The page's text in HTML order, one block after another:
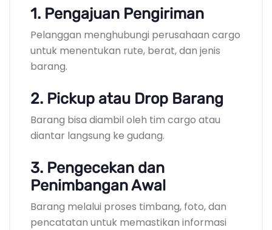
1. Pengajuan Pengiriman
Pelanggan menghubungi perusahaan cargo
untuk menentukan rute, berat, dan jenis
barang.
2. Pickup atau Drop Barang
Barang bisa diambil oleh tim cargo atau
diantar langsung ke gudang.
3. Pengecekan dan
Penimbangan Awal
Barang melalui proses timbang, foto, dan
pencatatan untuk memastikan informasi